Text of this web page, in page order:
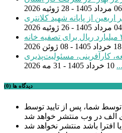
06 مرداد 1405 - 28 ژوئیه 2026
از ۱۱ هزار زائر اربعین از پایانه شهید کلانتری
04 مرداد 1405 - 26 ژوئیه 2026
اختصاص ۲ هزار و ۳۶۰ میلیارد ریال برای تصفیه خانه
18 خرداد 1405 - 08 ژوئن 2026
کارآفرینی، مسئولیت‌پذیری
10 خرداد 1405 - 31 مه 2026
دیدگاه ها (0)
شما، پس از تایید توسط